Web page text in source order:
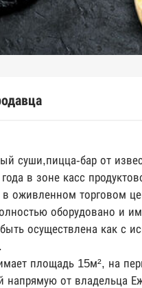
суши,пицца-бар от
в зоне касс
оживленном торговом
оборудовано и
осуществлена как с
площадь 15м², на
напрямую от владельца